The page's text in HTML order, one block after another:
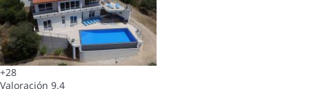
+28
Valoración 9.4